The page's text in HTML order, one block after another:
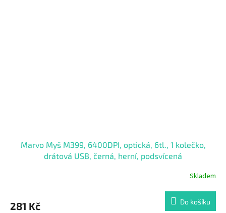
Marvo Myš M399, 6400DPI, optická, 6tl., 1 kolečko,
drátová USB, černá, herní, podsvícená
Skladem
281 Kč Do košíku